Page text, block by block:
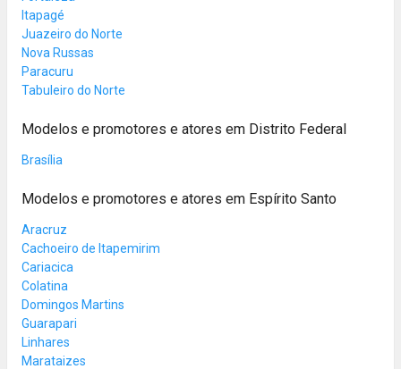
Itapagé
Juazeiro do Norte
Nova Russas
Paracuru
Tabuleiro do Norte
Modelos e promotores e atores em Distrito Federal
Brasília
Modelos e promotores e atores em Espírito Santo
Aracruz
Cachoeiro de Itapemirim
Cariacica
Colatina
Domingos Martins
Guarapari
Linhares
Marataizes